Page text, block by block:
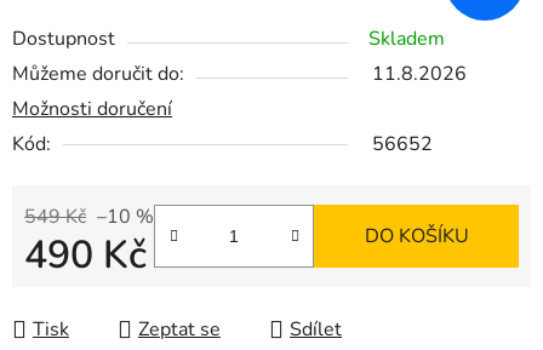
Dostupnost
Skladem
Můžeme doručit do:
11.8.2026
Možnosti doručení
Kód:
56652
549 Kč –10 %
490 Kč DO KOŠÍKU
Tisk Zeptat se Sdílet